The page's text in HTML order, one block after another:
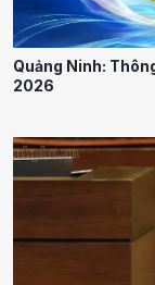
Quảng Ninh:
2026